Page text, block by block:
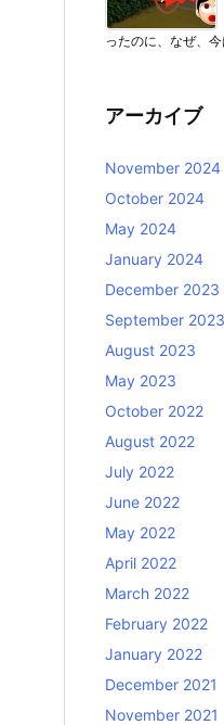
ったのに、なぜ、
アーカイブ
November 2024
October 2024
May 2024
January 2024
December 2023
September 2023
August 2023
May 2023
October 2022
August 2022
July 2022
June 2022
May 2022
April 2022
March 2022
February 2022
January 2022
December 2021
November 2021